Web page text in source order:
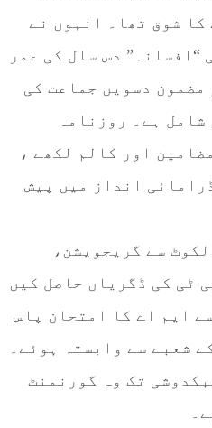
شوق تھا۔ انہوں نے
“افسانہ” دس سال کی عمر
مضمون دسویں جماعت کی
ہے۔ روزنامہ
اور کالم لکھے ،
انداز میں پیش
سے گریجویشن،
ٹی کی ڈگریاں حاصل کیں
ایم اے کا امتحان پاس
شعبے سے وابستہ ہوئے۔
اپنی سبکدوشی تک وہ گورنمنٹ